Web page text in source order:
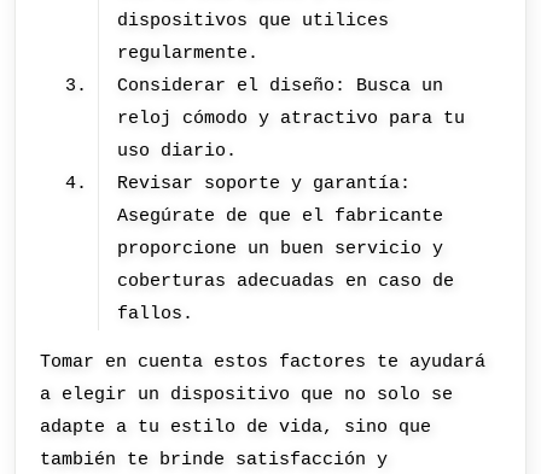
dispositivos que utilices
regularmente.
Considerar el diseño: Busca un
reloj cómodo y atractivo para tu
uso diario.
Revisar soporte y garantía:
Asegúrate de que el fabricante
proporcione un buen servicio y
coberturas adecuadas en caso de
fallos.
Tomar en cuenta estos factores te ayudará
a elegir un dispositivo que no solo se
adapte a tu estilo de vida, sino que
también te brinde satisfacción y